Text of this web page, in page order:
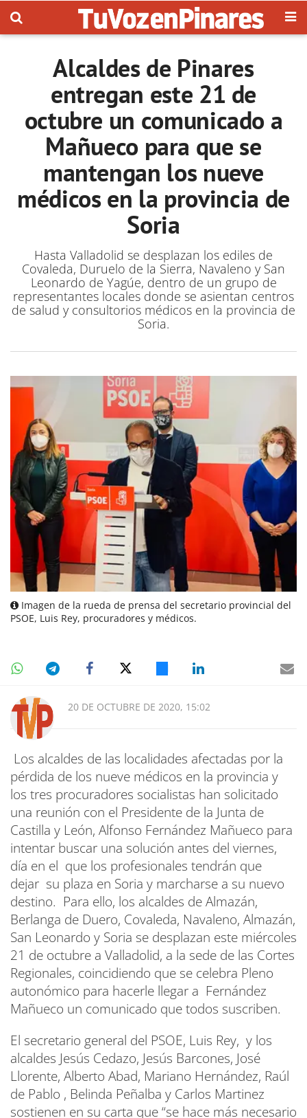
Alcaldes de Pinares
entregan este 21 de
octubre un comunicado a
Mañueco para que se
mantengan los nueve
médicos en la provincia de
Soria
Hasta Valladolid se desplazan los ediles de
Covaleda, Duruelo de la Sierra, Navaleno y San
Leonardo de Yagúe, dentro de un grupo de
representantes locales donde se asientan centros
de salud y consultorios médicos en la provincia de
Soria.
Imagen de la rueda de prensa del secretario provincial del
PSOE, Luis Rey, procuradores y médicos.
20 DE OCTUBRE DE 2020, 15:02
Los alcaldes de las localidades afectadas por la
pérdida de los nueve médicos en la provincia y
los tres procuradores socialistas han solicitado
una reunión con el Presidente de la Junta de
Castilla y León, Alfonso Fernández Mañueco para
intentar buscar una solución antes del viernes,
día en el que los profesionales tendrán que
dejar su plaza en Soria y marcharse a su nuevo
destino. Para ello, los alcaldes de Almazán,
Berlanga de Duero, Covaleda, Navaleno, Almazán,
San Leonardo y Soria se desplazan este miércoles
21 de octubre a Valladolid, a la sede de las Cortes
Regionales, coincidiendo que se celebra Pleno
autonómico para hacerle llegar a Fernández
Mañueco un comunicado que todos suscriben.
El secretario general del PSOE, Luis Rey, y los
alcaldes Jesús Cedazo, Jesús Barcones, José
Llorente, Alberto Abad, Mariano Hernández, Raúl
de Pablo , Belinda Peñalba y Carlos Martinez
sostienen en su carta que “se hace más necesario